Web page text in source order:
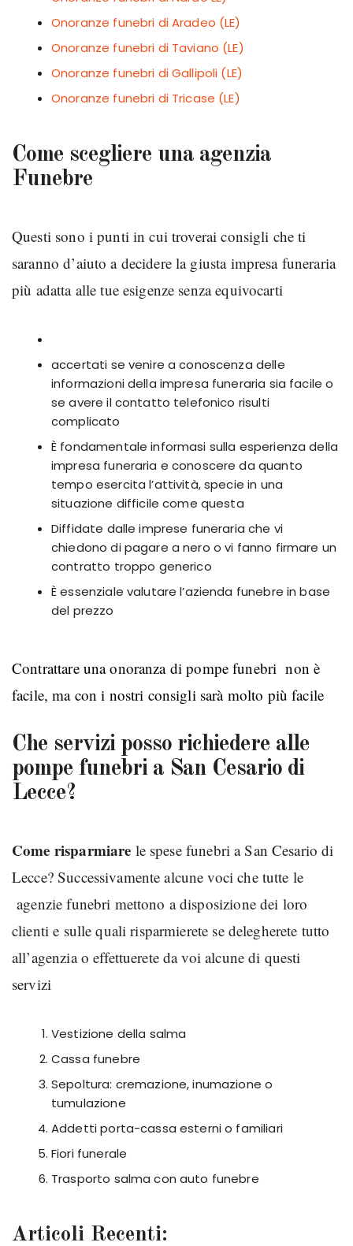
Onoranze funebri di Aradeo (LE)
Onoranze funebri di Taviano (LE)
Onoranze funebri di Gallipoli (LE)
Onoranze funebri di Tricase (LE)
Come scegliere una agenzia
Funebre
Questi sono i punti in cui troverai consigli che ti
saranno d’aiuto a decidere la giusta impresa funeraria
più adatta alle tue esigenze senza equivocarti
accertati se venire a conoscenza delle
informazioni della impresa funeraria sia facile o
se avere il contatto telefonico risulti
complicato
È fondamentale informasi sulla esperienza della
impresa funeraria e conoscere da quanto
tempo esercita l’attività, specie in una
situazione difficile come questa
Diffidate dalle imprese funeraria che vi
chiedono di pagare a nero o vi fanno firmare un
contratto troppo generico
È essenziale valutare l’azienda funebre in base
del prezzo
Contrattare una onoranza di pompe funebri non è
facile, ma con i nostri consigli sarà molto più facile
Che servizi posso richiedere alle
pompe funebri a San Cesario di
Lecce?
Come risparmiare le spese funebri a San Cesario di
Lecce? Successivamente alcune voci che tutte le
agenzie funebri mettono a disposizione dei loro
clienti e sulle quali risparmierete se delegherete tutto
all’agenzia o effettuerete da voi alcune di questi
servizi
Vestizione della salma
Cassa funebre
Sepoltura: cremazione, inumazione o
tumulazione
Addetti porta-cassa esterni o familiari
Fiori funerale
Trasporto salma con auto funebre
Articoli Recenti: